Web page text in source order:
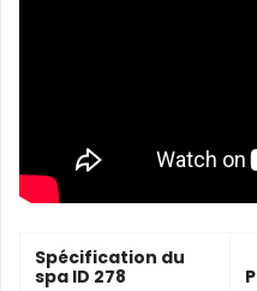
Spécification du
spa ID 278